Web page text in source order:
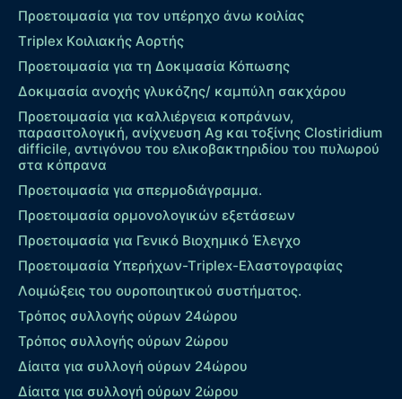
Προετοιμασία για τον υπέρηχο άνω κοιλίας
Τriplex Kοιλιακής Αορτής
Προετοιμασία για τη Δοκιμασία Κόπωσης
Δοκιμασία ανοχής γλυκόζης/ καμπύλη σακχάρου
Προετοιμασία για καλλιέργεια κοπράνων,
παρασιτολογική, ανίχνευση Ag και τοξίνης Clostiridium
difficile, αντιγόνου του ελικοβακτηριδίου του πυλωρού
στα κόπρανα
Προετοιμασία για σπερμοδιάγραμμα.
Προετοιμασία ορμονολογικών εξετάσεων
Προετοιμασία για Γενικό Βιοχημικό Έλεγχο
Προετοιμασία Υπερήχων-Τriplex-Ελαστογραφίας
Λοιμώξεις του ουροποιητικού συστήματος.
Τρόπος συλλογής ούρων 24ώρου
Τρόπος συλλογής ούρων 2ώρου
Δίαιτα για συλλογή ούρων 24ώρου
Δίαιτα για συλλογή ούρων 2ώρου